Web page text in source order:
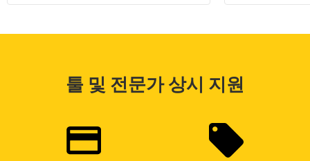
툴 및 전문가 상시 지원